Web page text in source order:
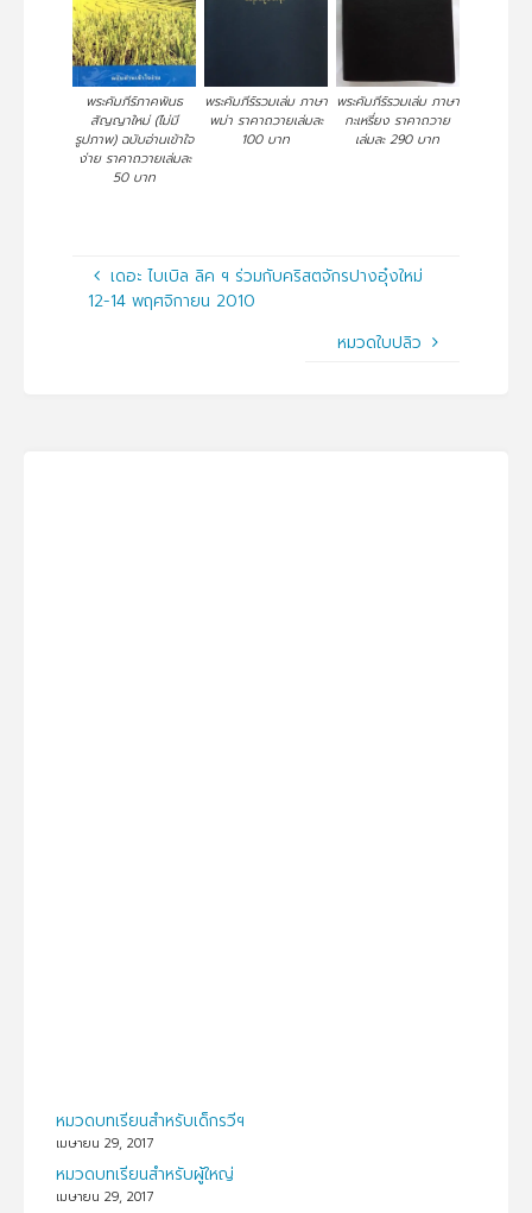
พระคัมภีร์ภาคพันธ
สัญญาใหม่ (ไม่มี
รูปภาพ) ฉบับอ่านเข้าใจ
ง่าย ราคาถวายเล่มละ
50 บาท
พระคัมภีร์รวมเล่ม ภาษา
พม่า ราคาถวายเล่มละ
100 บาท
พระคัมภีร์รวมเล่ม ภาษา
กะเหรี่ยง ราคาถวาย
เล่มละ 290 บาท
เดอะ ไบเบิล ลิค ฯ ร่วมกับคริสตจักรปางอุ๋งใหม่
12-14 พฤศจิกายน 2010
หมวดใบปลิว
หมวดบทเรียนสำหรับเด็กรวีฯ
เมษายน 29, 2017
หมวดบทเรียนสำหรับผู้ใหญ่
เมษายน 29, 2017